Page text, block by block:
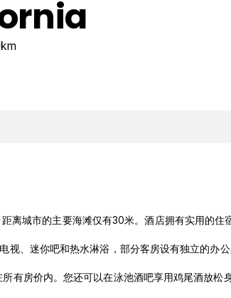
城市的主要海滩仅有30米。酒店拥有实用的住
、迷你吧和热水淋浴，部分客房设有独立的办公
房价内。您还可以在泳池酒吧享用鸡尾酒放松身